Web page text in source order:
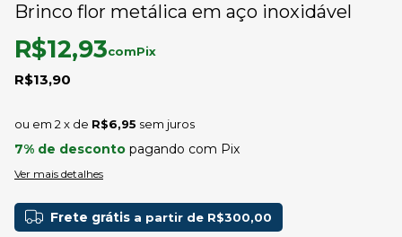
Brinco flor metálica em aço inoxidável
R$13,90
R$12,93comPix
2 x de R$6,95 sem juros
7% de desconto pagando com Pix
Ver mais detalhes
Frete grátis a partir de R$300,00